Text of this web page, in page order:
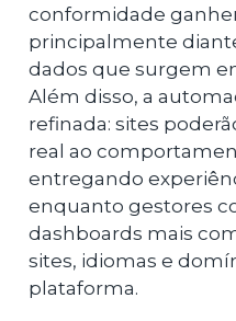
conformidade
principalmente
dados que surgem
Além disso, a
refinada: sites
real ao
entregando
enquanto gestores
dashboards mais
sites, idiomas e
plataforma.